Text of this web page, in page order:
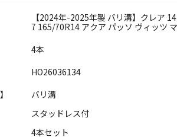
【2024年-2025年製 バリ溝】クレア
7 165/70R14 アクア パッソ ヴィッツ
4本
HO26036134
バリ溝
スタッドレス付
4本セット